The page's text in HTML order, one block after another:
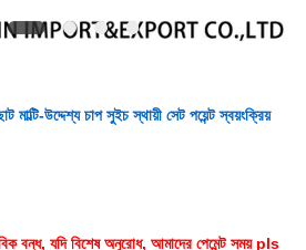
উদ্দেশ্য চাপ সুইচ স্থায়ী সেট পয়েন্ট স্বয়ংক্রিয়
বন্ধ, যদি বিশেষ অনুরোধ, আমাদের পেমেন্ট সময় pls